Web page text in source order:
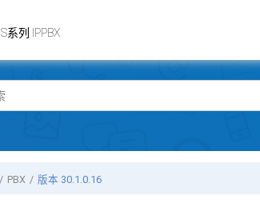
S系列 IPPBX
PBX 版本 30.1.0.16